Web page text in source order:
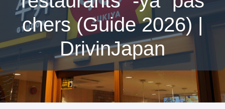
chers (Guide 2026) |
DrivinJapan